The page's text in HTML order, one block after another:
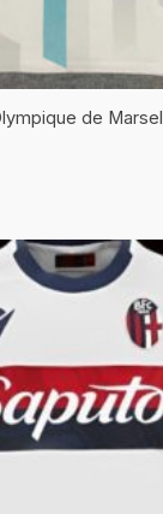
de